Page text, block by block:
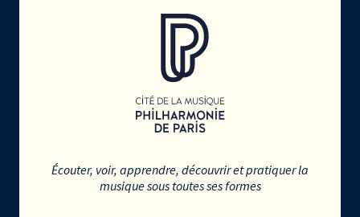
Écouter, voir, apprendre, découvrir et pratiquer la
musique sous toutes ses formes